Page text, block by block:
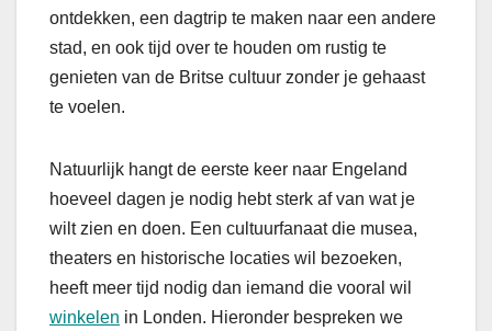
ontdekken, een dagtrip te maken naar een andere
stad, en ook tijd over te houden om rustig te
genieten van de Britse cultuur zonder je gehaast
te voelen.
Natuurlijk hangt de eerste keer naar Engeland
hoeveel dagen je nodig hebt sterk af van wat je
wilt zien en doen. Een cultuurfanaat die musea,
theaters en historische locaties wil bezoeken,
heeft meer tijd nodig dan iemand die vooral wil
winkelen in Londen. Hieronder bespreken we